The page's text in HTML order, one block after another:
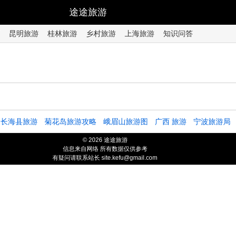
途途旅游
昆明旅游 桂林旅游 乡村旅游 上海旅游 知识问答
长海县旅游 菊花岛旅游攻略 峨眉山旅游图 广西 旅游 宁波旅游局
© 2026 途途旅游
信息来自网络 所有数据仅供参考
有疑问请联系站长 site.kefu@gmail.com